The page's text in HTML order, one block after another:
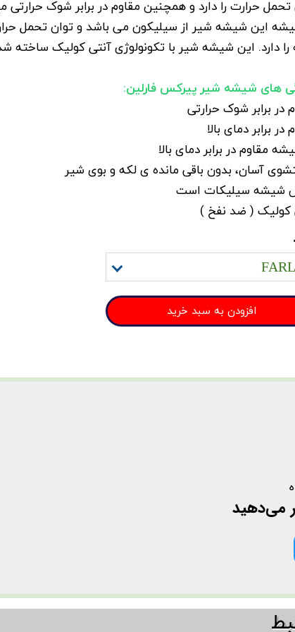
تحمل حرارت را دارد و همچنین مقاوم در برابر شوک حرارتی
را دارد. این شیشه شیر با تکونولوژی آنتی کولیک ساخته
های شیشه شیر پیرکس فارلین:
در برابر شوک حرارتی
در برابر دمای بالا
مقاوم در برابر دمای بالا
آسان، بدون باقی مانده ی لکه و بوی شیر
شیشه سیلیکات است
کولیک ( ضد نفخ )
افزودن به سبد خرید
می‌دهید